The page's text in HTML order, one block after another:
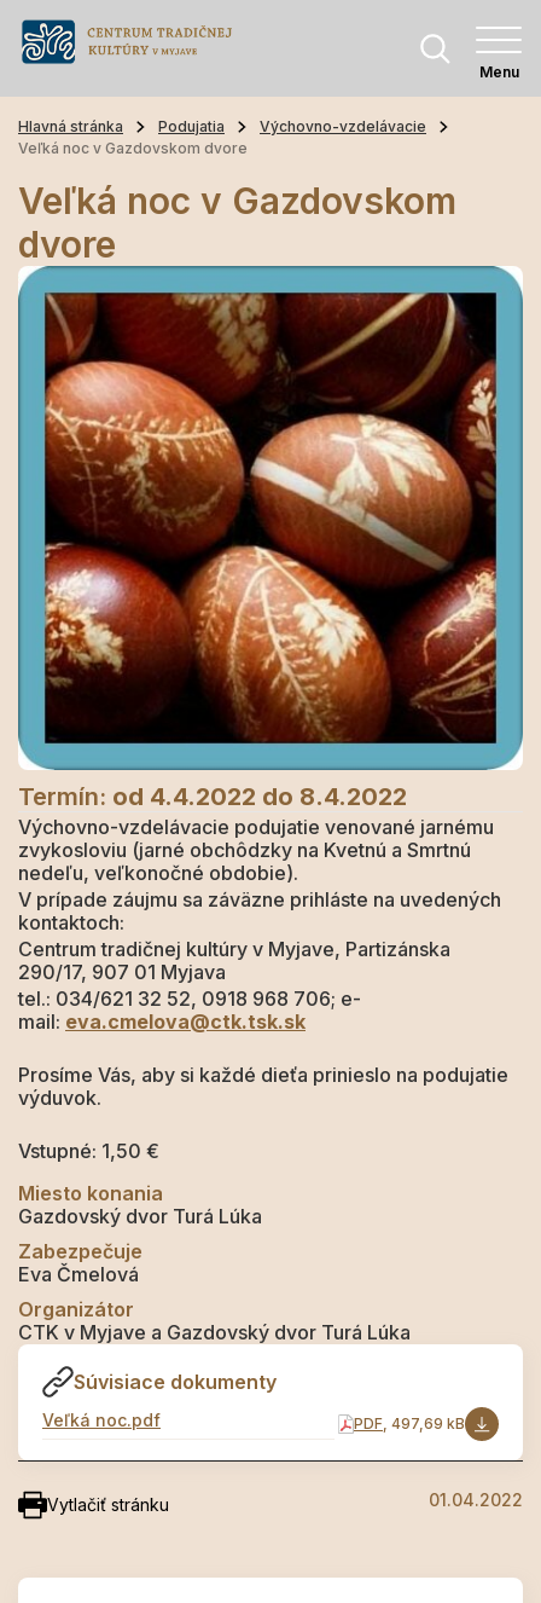
Menu
Hlavná stránka Podujatia
Výchovno-vzdelávacie
Veľká noc v Gazdovskom dvore
Veľká noc v Gazdovskom
dvore
Termín: od 4.4.2022 do 8.4.2022
Výchovno-vzdelávacie podujatie venované jarnému
zvykosloviu (jarné obchôdzky na Kvetnú a Smrtnú
nedeľu, veľkonočné obdobie).
V prípade záujmu sa záväzne prihláste na uvedených
kontaktoch:
Centrum tradičnej kultúry v Myjave, Partizánska
290/17, 907 01 Myjava
tel.: 034/621 32 52, 0918 968 706; e-
mail: eva.cmelova@ctk.tsk.sk
Prosíme Vás, aby si každé dieťa prinieslo na podujatie
výduvok.
Vstupné: 1,50 €
Miesto konania
Gazdovský dvor Turá Lúka
Zabezpečuje
Eva Čmelová
Organizátor
CTK v Myjave a Gazdovský dvor Turá Lúka
Súvisiace dokumenty
Veľká noc.pdf PDF, 497,69 kB
Vytlačiť stránku 01.04.2022